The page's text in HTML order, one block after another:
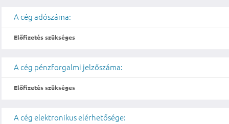
A cég adószáma:
Előfizetés szükséges
A cég pénzforgalmi jelzőszáma:
Előfizetés szükséges
A cég elektronikus elérhetősége: